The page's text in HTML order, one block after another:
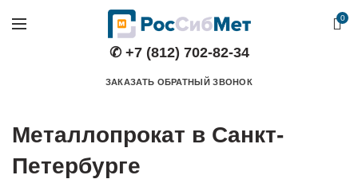
0
✆ +7 (812) 702-82-34
ЗАКАЗАТЬ ОБРАТНЫЙ ЗВОНОК
Металлопрокат в Санкт-
Петербурге